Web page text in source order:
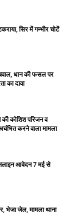
सिर में गम्भीर चोटें
धान की फसल पर
का दावा
की कोशिश परिजन व
करने वाला मामला
आवेदन 7 मई से
भेजा जेल, मामला थाना